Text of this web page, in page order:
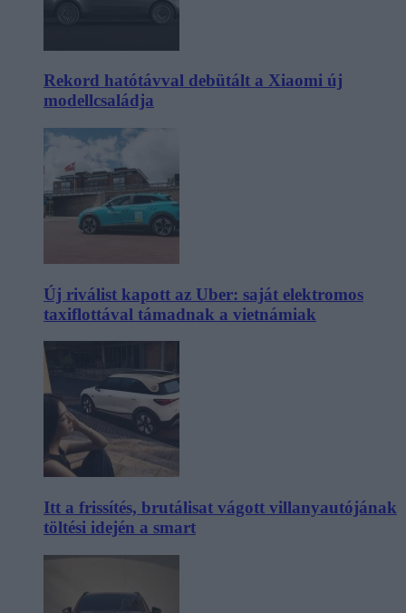
Rekord hatótávval debütált a Xiaomi új
modellcsaládja
Új riválist kapott az Uber: saját elektromos
taxiflottával támadnak a vietnámiak
Itt a frissítés, brutálisat vágott villanyautójának
töltési idején a smart